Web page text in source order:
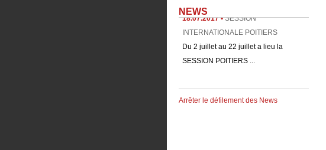
NEWS
INTERNATIONALE POITIERS
Du 2 juillet au 22 juillet a lieu la
SESSION POITIERS ...
Arrêter le défilement des News